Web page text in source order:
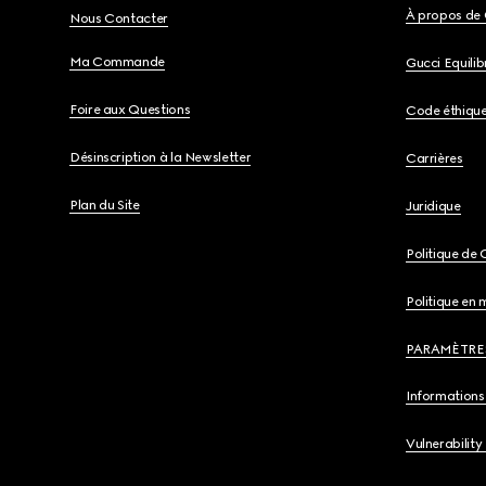
Nous Contacter
Ma Commande
Foire aux Questions
Désinscription à la Newsletter
Plan du Site
À propos de
Gucci
Code
Carrières
Juridique
Politique de
Politique en
Informations
Vulnerability